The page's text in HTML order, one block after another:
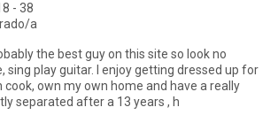
- 38
a
the best guy on this site so look no
sing play guitar. I enjoy getting dressed up for
cook, own my own home and have a really
separated after a 13 years , h